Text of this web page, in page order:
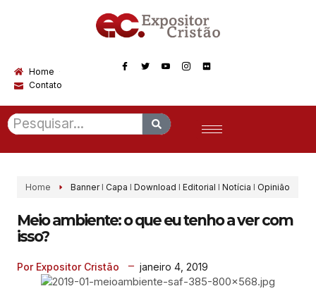
Home
Contato
Home BannerI Capa I Download I Editorial I Notícia I Opinião
Meio ambiente: o que eu tenho a ver com
isso?
Por Expositor Cristão janeiro 4, 2019